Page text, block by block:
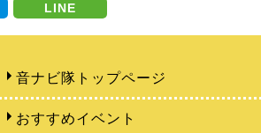
LINE
音ナビ隊トップページ
おすすめイベント